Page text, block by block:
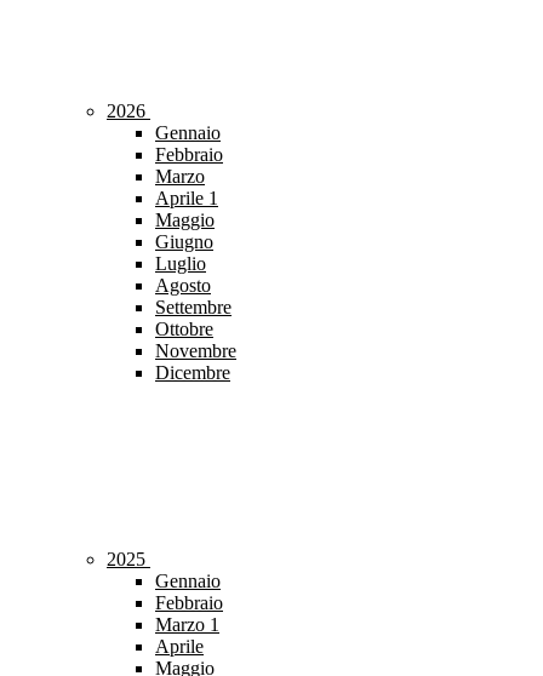
2026
Gennaio
Febbraio
Marzo
Aprile 1
Maggio
Giugno
Luglio
Agosto
Settembre
Ottobre
Novembre
Dicembre
2025
Gennaio
Febbraio
Marzo 1
Aprile
Maggio